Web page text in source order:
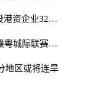
今年前10个月江西省新设港资企业325家
2021南昌赛艇大师赛暨赣粤城际联赛开赛
地区或将连旱